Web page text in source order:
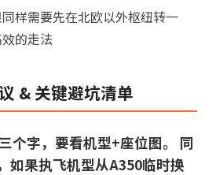
样需要先在北欧以外枢纽转一
的走法
& 关键避坑清单
个字，要看机型+座位图。 同
如果执飞机型从A350临时换